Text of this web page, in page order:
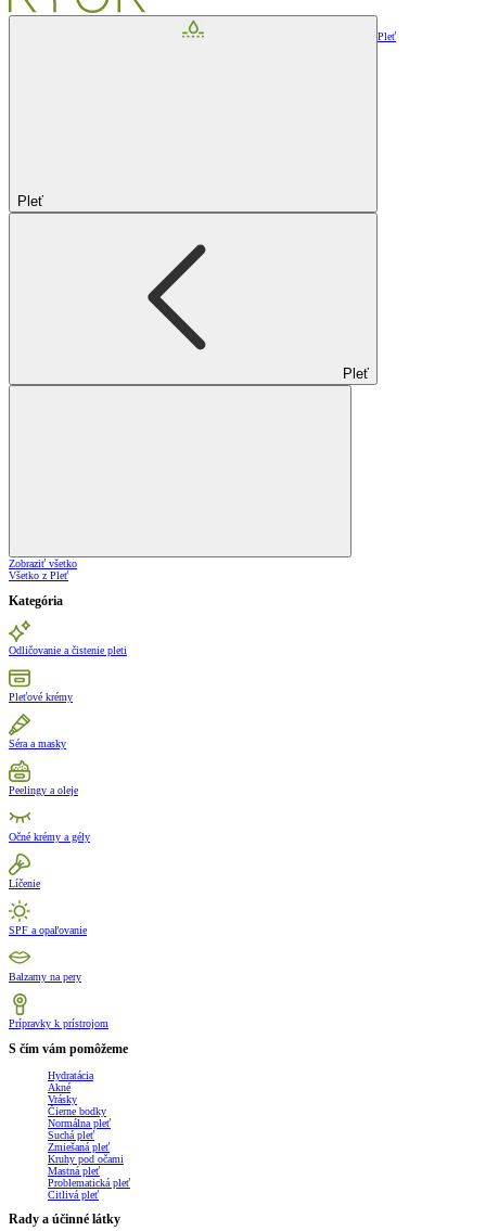
Pleť
Pleť
Pleť
Zobraziť všetko
Všetko z Pleť
Kategória
Odličovanie a čistenie pleti
Pleťové krémy
Séra a masky
Peelingy a oleje
Očné krémy a gély
Líčenie
SPF a opaľovanie
Balzamy na pery
Prípravky k prístrojom
S čím vám pomôžeme
Hydratácia
Akné
Vrásky
Čierne bodky
Normálna pleť
Suchá pleť
Zmiešaná pleť
Kruhy pod očami
Mastná pleť
Problematická pleť
Citlivá pleť
Rady a účinné látky